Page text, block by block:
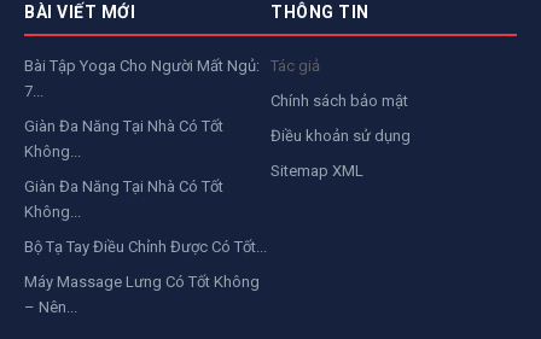
BÀI VIẾT MỚI
Bài Tập Yoga Cho Người Mất Ngủ:
7...
Giàn Đa Năng Tại Nhà Có Tốt
Không...
Giàn Đa Năng Tại Nhà Có Tốt
Không...
Bộ Tạ Tay Điều Chỉnh Được Có Tốt...
Máy Massage Lưng Có Tốt Không
– Nên...
THÔNG TIN
Tác giả
Chính sách bảo mật
Điều khoản sử dụng
Sitemap XML